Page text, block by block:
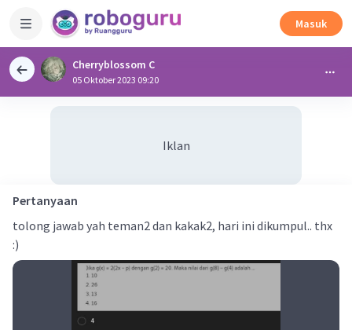
Masuk
Cherryblossom C
05 Oktober 2023 09:20
Iklan
Pertanyaan
tolong jawab yah teman2 dan kakak2, hari ini dikumpul.. thx
:)